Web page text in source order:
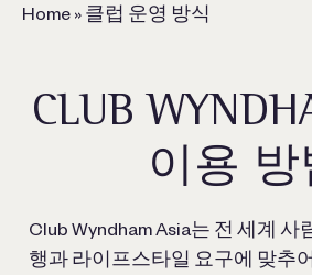
Home » 클럽 운영 방식
CLUB
이용 방
Club Wyndham Asia는 전 세계 사
행과 라이프스타일 요구에 맞추